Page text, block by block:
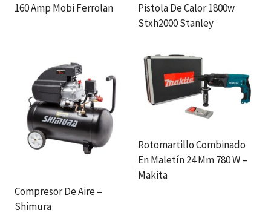
160 Amp Mobi Ferrolan
Pistola De Calor 1800w
Stxh2000 Stanley
Compresor De Aire –
Shimura
Rotomartillo Combinado
En Maletín 24 Mm 780 W –
Makita